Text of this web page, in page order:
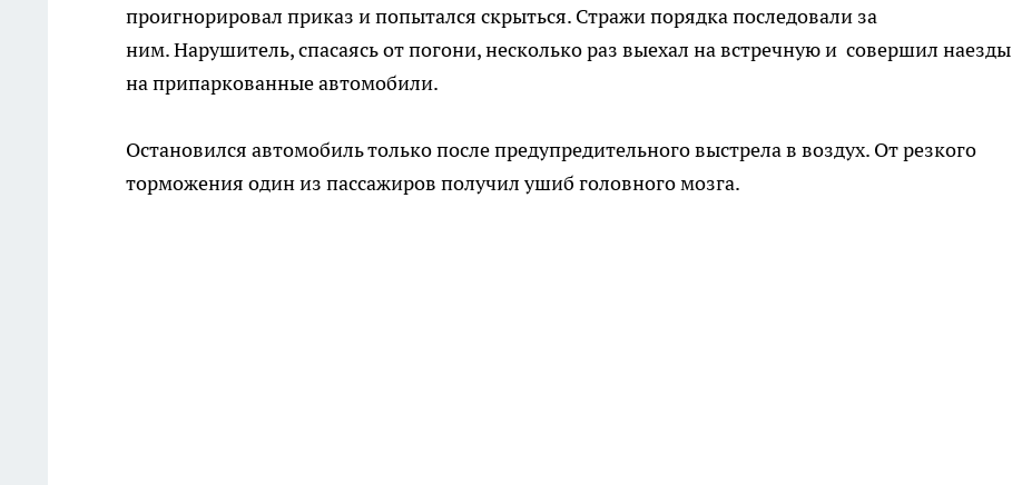
проигнорировал приказ и попытался скрыться. Стражи порядка последовали за
ним. Нарушитель, спасаясь от погони, несколько раз выехал на встречную и совершил наезды
на припаркованные автомобили.
Остановился автомобиль только после предупредительного выстрела в воздух. От резкого
торможения один из пассажиров получил ушиб головного мозга.